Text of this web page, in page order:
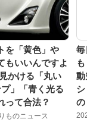
を「黄色」や
もいいんですよ
かける「丸い
」「青く光る
って合法？
ものニュース
毎
動
の